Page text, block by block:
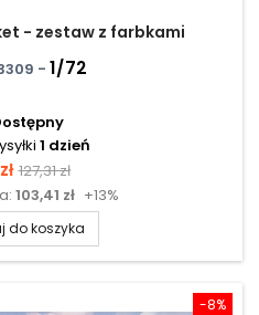
- zestaw z farbkami
- 1/72
1 dzień
Cena
podstawowa
127,31 zł
103,41 zł +13%
do koszyka
-8%